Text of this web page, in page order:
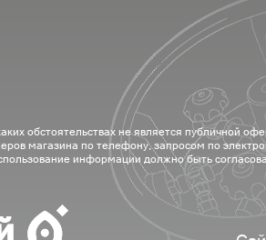
обстоятельствах не является публичной
магазина по телефону, запросом по
информации должно быть